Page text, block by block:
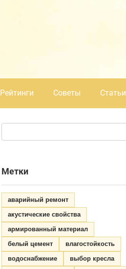
Рейтинги Советы Статьи
Метки
аварийный ремонт
акустические свойства
армированный материал
белый цемент
влагостойкость
водоснабжение
выбор кресла